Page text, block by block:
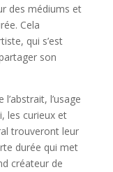
des médiums et
Cela
qui s’est
son
l’usage
les curieux et
trouveront leur
durée qui met
créateur de